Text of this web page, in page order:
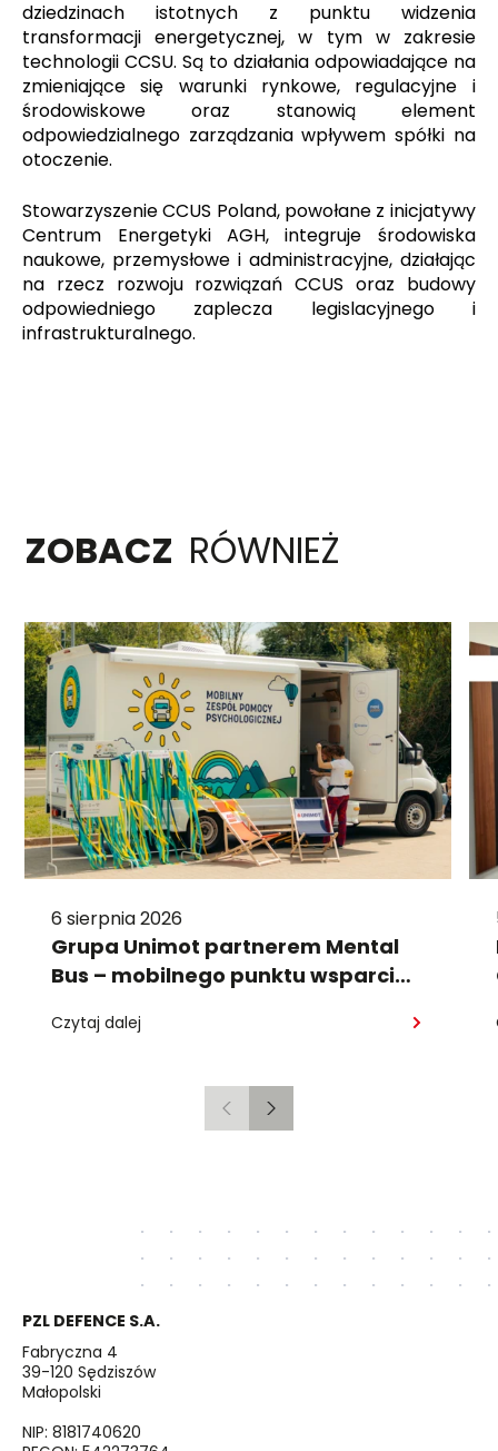
dziedzinach istotnych z punktu widzenia
transformacji energetycznej, w tym w zakresie
technologii CCSU. Są to działania odpowiadające na
zmieniające się warunki rynkowe, regulacyjne i
środowiskowe oraz stanowią element
odpowiedzialnego zarządzania wpływem spółki na
otoczenie.
Stowarzyszenie CCUS Poland, powołane z inicjatywy
Centrum Energetyki AGH, integruje środowiska
naukowe, przemysłowe i administracyjne, działając
na rzecz rozwoju rozwiązań CCUS oraz budowy
odpowiedniego zaplecza legislacyjnego i
infrastrukturalnego.
ZOBACZ RÓWNIEŻ
6 sierpnia 2026
Grupa Unimot partnerem Mental
Bus – mobilnego punktu wsparcia
Czytaj dalej
PoprzedniNastępny
PZL DEFENCE S.A.
Fabryczna 4
39-120 Sędziszów
Małopolski
NIP: 8181740620